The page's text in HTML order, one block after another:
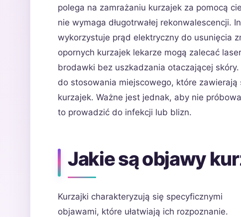
polega na zamrażaniu kurzajek za pomocą
nie wymaga długotrwałej rekonwalescencji.
wykorzystuje prąd elektryczny do usunięcia
opornych kurzajek lekarze mogą zalecać
brodawki bez uszkadzania otaczającej
do stosowania miejscowego, które
kurzajek. Ważne jest jednak, aby nie
to prowadzić do infekcji lub blizn.
Jakie są objawy
Kurzajki charakteryzują się specyficznymi
objawami, które ułatwiają ich rozpoznanie.